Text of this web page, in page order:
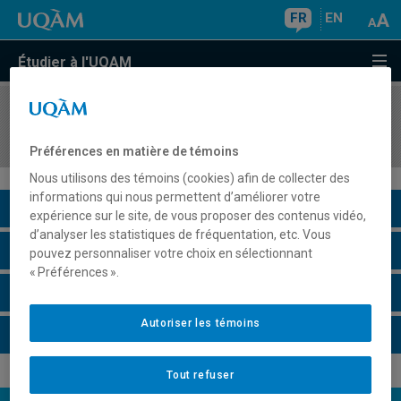
FR EN
Étudier à l'UQAM
COURS//
Description du cours
Horaire - Été 2026
Préférences en matière de témoins
Nous utilisons des témoins (cookies) afin de collecter des
informations qui nous permettent d’améliorer votre
expérience sur le site, de vous proposer des contenus vidéo,
d’analyser les statistiques de fréquentation, etc. Vous
pouvez personnaliser votre choix en sélectionnant
« Préférences ».
Tout refuser
Autoriser les témoins